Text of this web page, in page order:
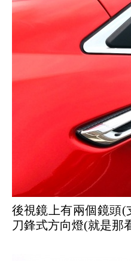
後視鏡上有兩個鏡頭(
刀鋒式方向燈(就是那